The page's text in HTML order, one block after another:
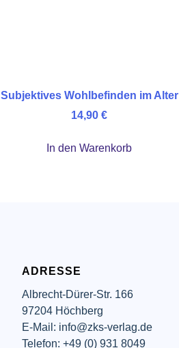
Subjektives Wohlbefinden im Alter
14,90 €
In den Warenkorb
ADRESSE
Albrecht-Dürer-Str. 166
97204 Höchberg
E-Mail: info@zks-verlag.de
Telefon: +49 (0) 931 8049